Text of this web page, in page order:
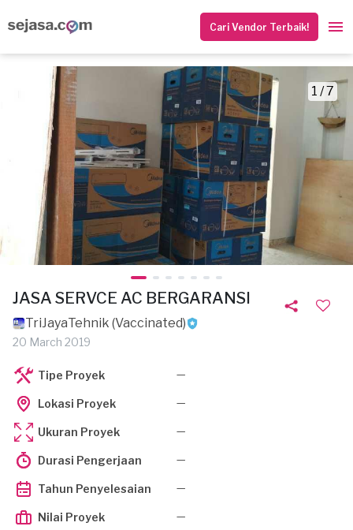
Cari Vendor Terbaik!
1 / 7
JASA SERVCE AC BERGARANSI
TriJayaTehnik (Vaccinated)
20 March 2019
Tipe Proyek —
Lokasi Proyek —
Ukuran Proyek —
Durasi Pengerjaan —
Tahun Penyelesaian —
Nilai Proyek —